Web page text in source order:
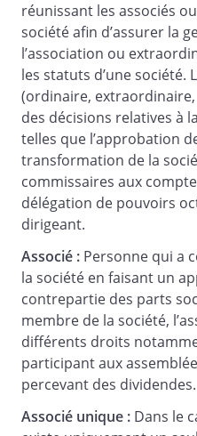
réunissant les associés
société afin d’assurer la
l’association ou
les statuts d’une société.
(ordinaire,
des décisions relatives à
telles que l’approbation
transformation de la
commissaires aux
délégation de pouvoirs
dirigeant.
Associé : Personne qui a
la société en faisant un
contrepartie des parts
membre de la société,
différents droits
participant aux
percevant des dividendes.
Associé unique : Dans le